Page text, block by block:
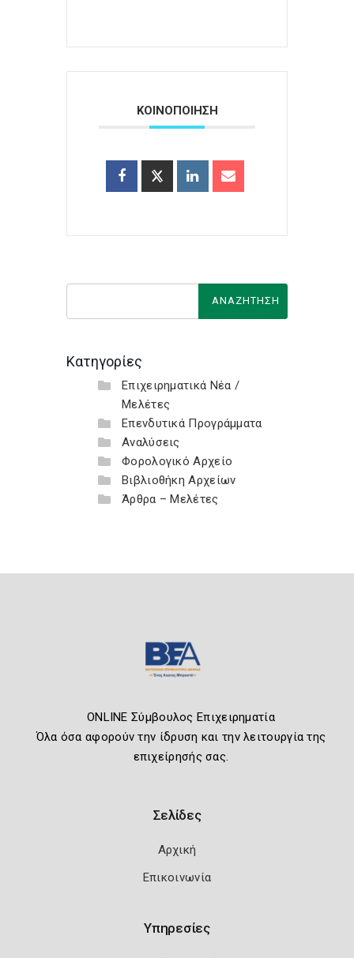
ΚΟΙΝΟΠΟΙΗΣΗ
Κατηγορίες
Επιχειρηματικά Νέα /
Μελέτες
Επενδυτικά Προγράμματα
Αναλύσεις
Φορολογικό Αρχείο
Βιβλιοθήκη Αρχείων
Άρθρα – Μελέτες
ONLINE Σύμβουλος Επιχειρηματία
Όλα όσα αφορούν την ίδρυση και την λειτουργία της
επιχείρησής σας.
Σελίδες
Αρχική
Επικοινωνία
Υπηρεσίες